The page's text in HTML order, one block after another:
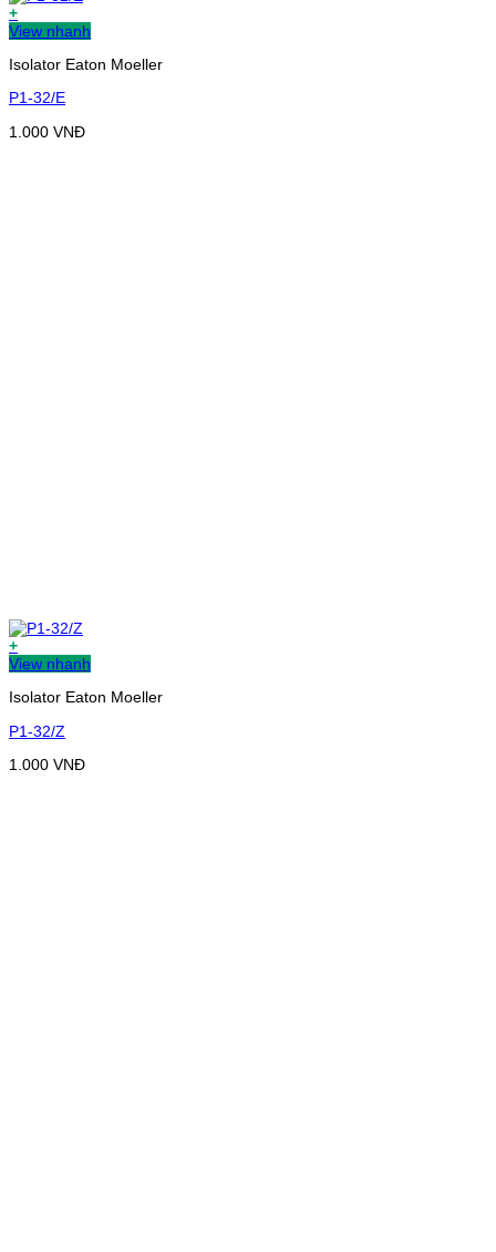
+
View nhanh
Isolator Eaton Moeller
P1-32/E
1.000 VNĐ
+
View nhanh
Isolator Eaton Moeller
P1-32/Z
1.000 VNĐ